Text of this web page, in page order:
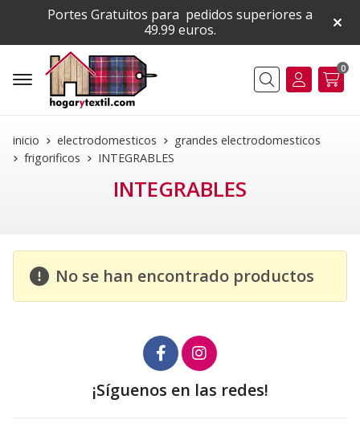
Portes Gratuitos para pedidos superiores a
49.99 euros.
Buscar
0
inicio electrodomesticos
grandes electrodomesticos
frigorificos
INTEGRABLES
INTEGRABLES
No se han encontrado productos
¡Síguenos en las redes!